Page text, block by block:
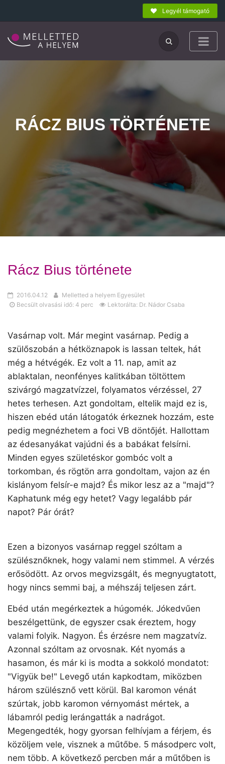
Legyél támogató
RÁCZ BIUS TÖRTÉNETE
Rácz Bius története
2016.04.12
Melletted a helyem Egyesület
Becsült olvasási idő: 4 perc
Lektorálta: Dr. Nádor Csaba
Vasárnap volt. Már megint vasárnap. Pedig a
szülőszobán a hétköznapok is lassan teltek, hát
még a hétvégék. Ez volt a 11. nap, amit az
ablaktalan, neonfényes kalitkában töltöttem
szivárgó magzatvízzel, folyamatos vérzéssel, 27
hetes terhesen. Azt gondoltam, eltelik majd ez is,
hiszen ebéd után látogatók érkeznek hozzám, este
pedig megnézhetem a foci VB döntőjét. Hallottam
az édesanyákat vajúdni és a babákat felsírni.
Minden egyes születéskor gombóc volt a
torkomban, és rögtön arra gondoltam, vajon az én
kislányom felsír-e majd? És mikor lesz az a "majd"?
Kaphatunk még egy hetet? Vagy legalább pár
napot? Pár órát?
Ezen a bizonyos vasárnap reggel szóltam a
szülésznőknek, hogy valami nem stimmel. A vérzés
erősödött. Az orvos megvizsgált, és megnyugtatott,
hogy nincs semmi baj, a méhszáj teljesen zárt.
Ebéd után megérkeztek a húgomék. Jókedvűen
beszélgettünk, de egyszer csak éreztem, hogy
valami folyik. Nagyon. És érzésre nem magzatvíz.
Azonnal szóltam az orvosnak. Két nyomás a
hasamon, és már ki is modta a sokkoló mondatot:
"Vigyük be!" Levegő után kapkodtam, miközben
három szülésznő vett körül. Bal karomon vénát
szúrtak, jobb karomon vérnyomást mértek, a
lábamról pedig lerángatták a nadrágot.
Megengedték, hogy gyorsan felhívjam a férjem, és
közöljem vele, visznek a műtőbe. 5 másodperc volt,
nem több. A következő percben már a műtőben is